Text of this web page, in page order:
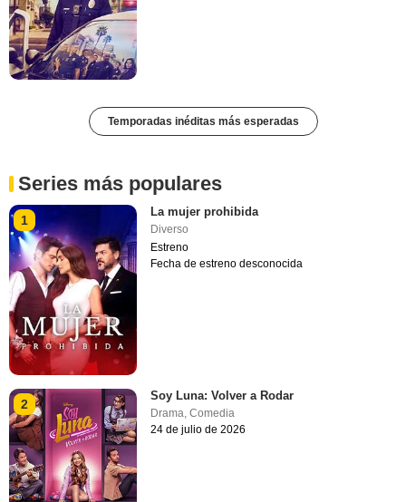
Temporadas inéditas más esperadas
Series más populares
1
La mujer prohibida
Diverso
Estreno
Fecha de estreno desconocida
2
Soy Luna: Volver a Rodar
Drama,Comedia
24 de julio de 2026